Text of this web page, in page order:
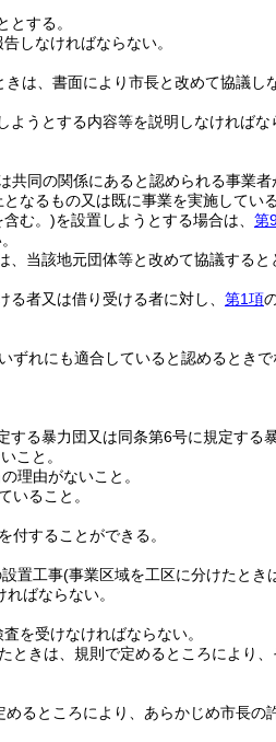
する。
しなければならない。
は、書面により市長と改めて協議し
うとする内容等を説明しなければな
共同の関係にあると認められる事業
なるもの又は既に事業を実施してい
む。)を設置しようとする場合は、 第
当該地元団体等と改めて協議すると
者又は借り受ける者に対し、 第1項
ずれにも適合していると認めるときで
する暴力団又は同条第6号に規定する
こと。
理由がないこと。
いること。
付することができる。
置工事(事業区域を工区に分けたとき
ばならない。
を受けなければならない。
ときは、規則で定めるところにより、
るところにより、あらかじめ市長の